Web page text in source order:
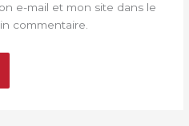
e-mail et mon site dans le
commentaire.